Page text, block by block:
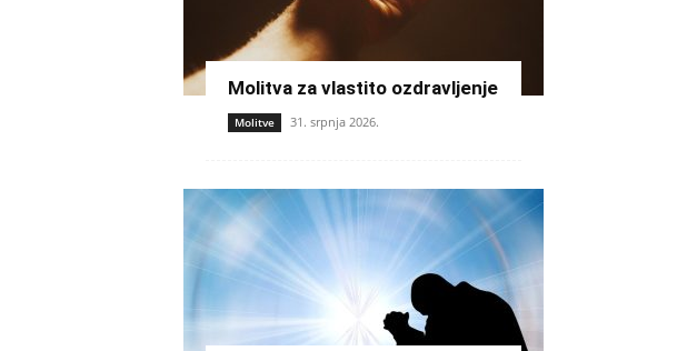
Molitva za vlastito ozdravljenje
Molitve 31. srpnja 2026.